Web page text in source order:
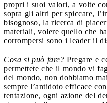
propri i suoi valori, a volte
sopra gli altri per spiccare,
bisognoso, la ricerca di
materiali, volere quello che
corrompersi sono i leader il
Cosa si può fare? Pregare e
permettete che il mondo vi
del mondo, non dobbiamo
sempre l’antidoto efficace
tentazione, ogni azione del